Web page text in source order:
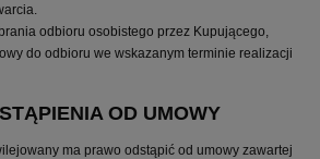
odbioru osobistego przez Kupującego,
do odbioru we wskazanym terminie realizacji
OD UMOWY
ma prawo odstąpić od umowy zawartej